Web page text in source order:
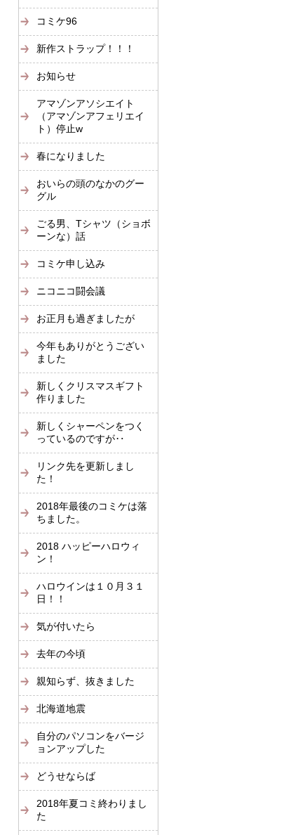
コミケ96
新作ストラップ！！！
お知らせ
アマゾンアソシエイト
（アマゾンアフェリエイ
ト）停止w
春になりました
おいらの頭のなかのグー
グル
ごる男、Tシャツ（ショボ
ーンな）話
コミケ申し込み
ニコニコ闘会議
お正月も過ぎましたが
今年もありがとうござい
ました
新しくクリスマスギフト
作りました
新しくシャーペンをつく
っているのですが‥
リンク先を更新しまし
た！
2018年最後のコミケは落
ちました。
2018 ハッピーハロウィ
ン！
ハロウインは１０月３１
日！！
気が付いたら
去年の今頃
親知らず、抜きました
北海道地震
自分のパソコンをバージ
ョンアップした
どうせならば
2018年夏コミ終わりまし
た